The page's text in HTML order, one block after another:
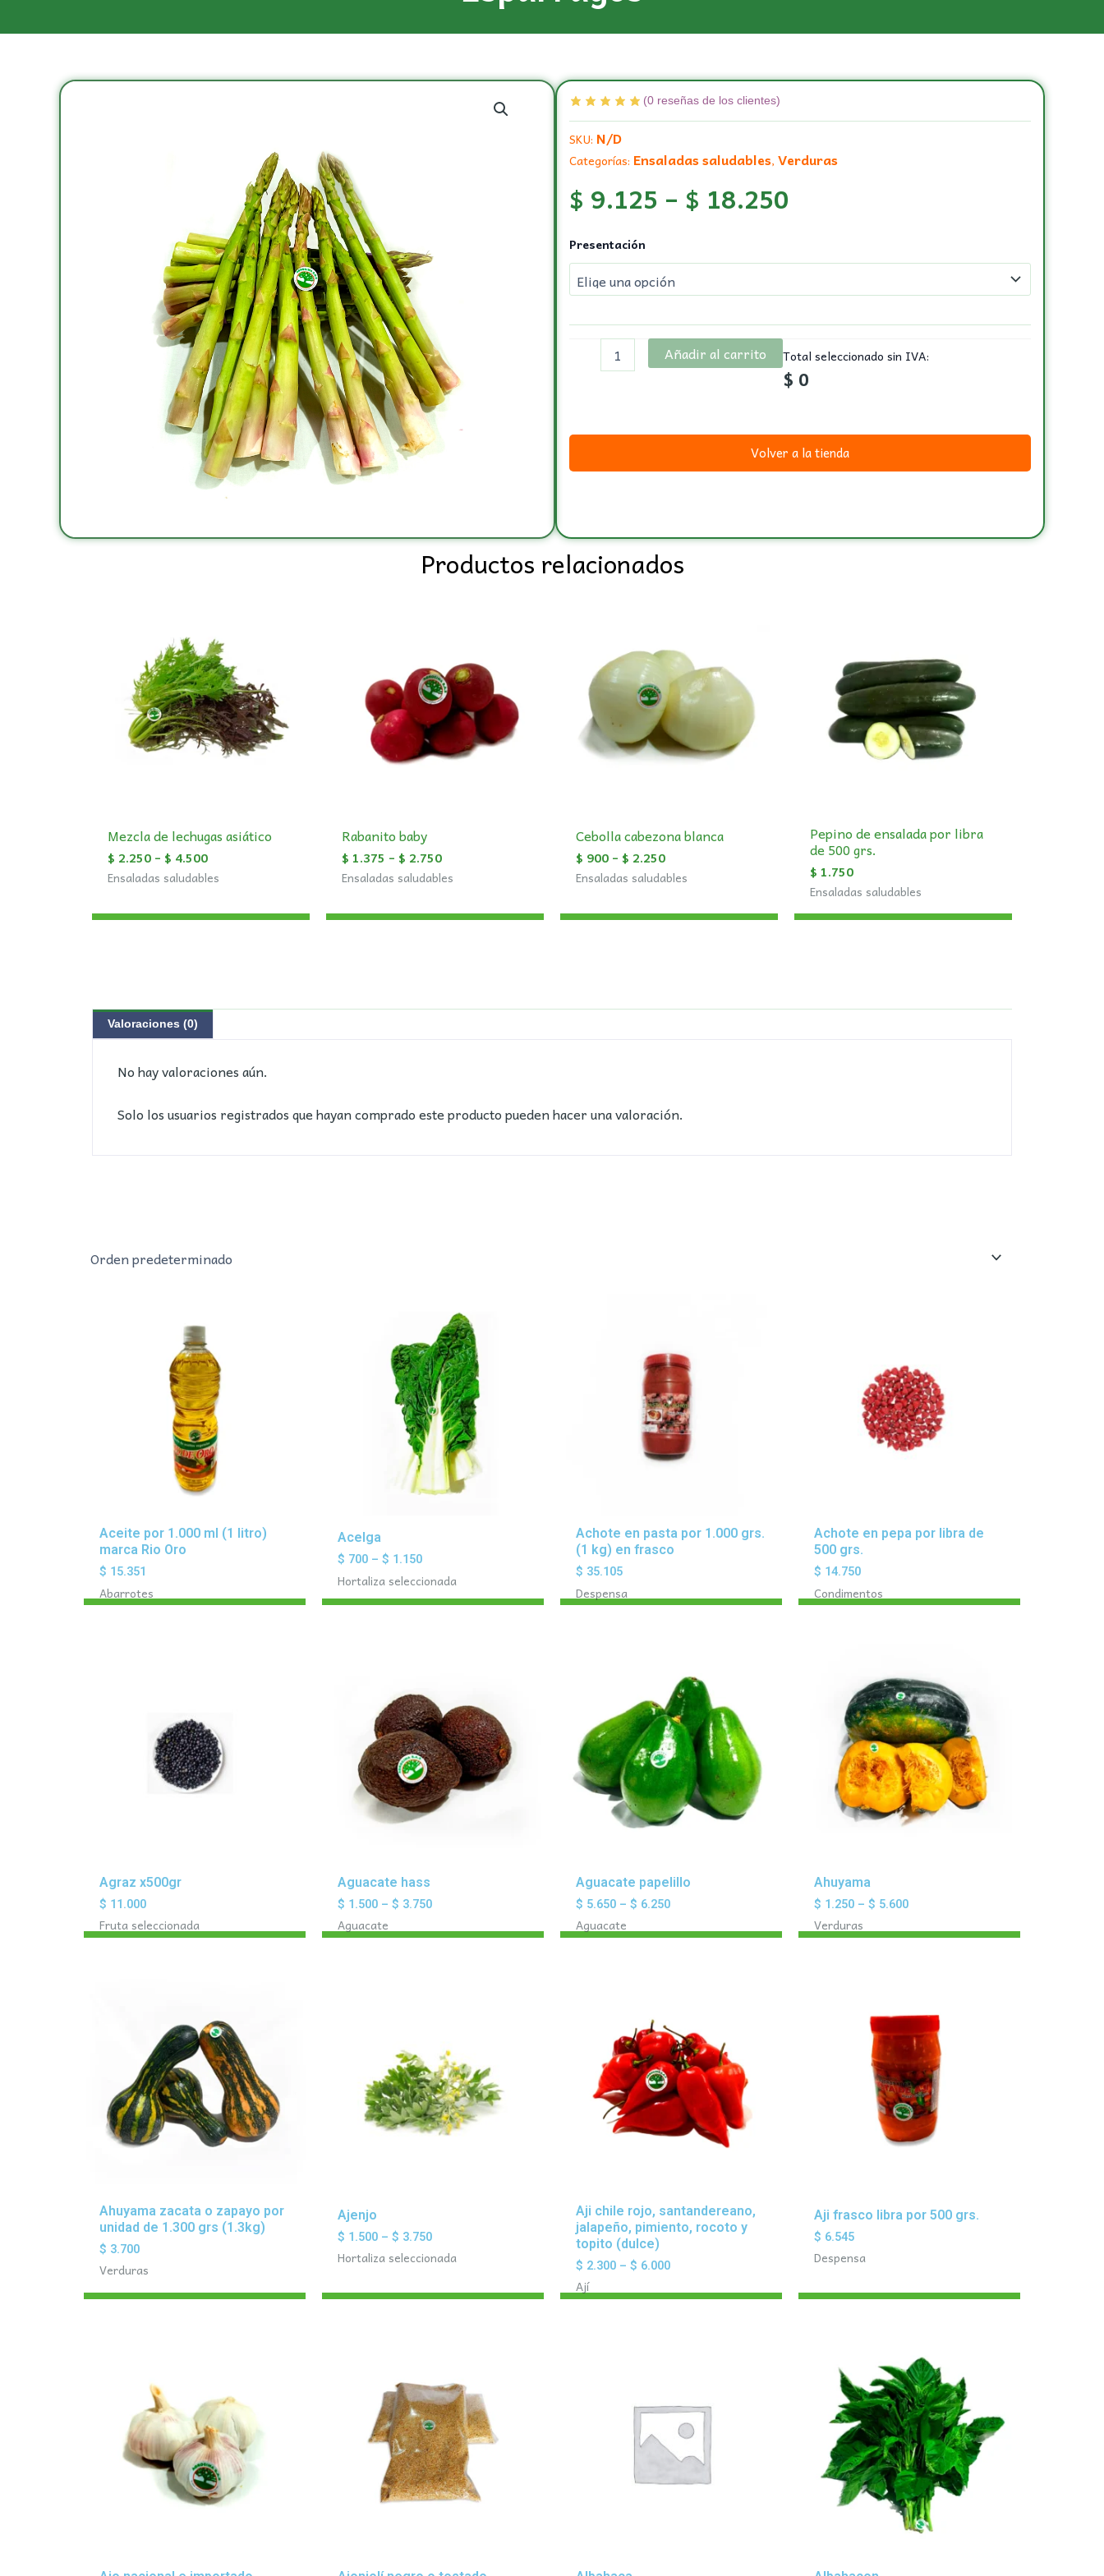
(0reseñas de los clientes)
SKU: N/D
Categorías: Ensaladas saludables, Verduras
$ 9.125 – $ 18.250
Presentación
Esparragos
cantidad
Añadir al carrito Total seleccionado sin IVA:
$ 0
Volver a la tienda
Productos relacionados
Mezcla de lechugas asiático
$ 2.250 – $ 4.500
Ensaladas saludables
Rabanito baby
$ 1.375 – $ 2.750
Ensaladas saludables
Cebolla cabezona blanca
$ 900 – $ 2.250
Ensaladas saludables
Pepino de ensalada por libra
de 500 grs.
$ 1.750
Ensaladas saludables
Valoraciones (0)
No hay valoraciones aún.
Solo los usuarios registrados que hayan comprado este producto pueden hacer una valoración.
Aceite por 1.000 ml (1 litro)
marca Rio Oro
$ 15.351
Abarrotes
Acelga
$ 700 –$ 1.150
Hortaliza seleccionada
Achote en pasta por 1.000 grs.
(1 kg) en frasco
$ 35.105
Despensa
Achote en pepa por libra de
500 grs.
$ 14.750
Condimentos
Agraz x500gr
$ 11.000
Fruta seleccionada
Aguacate hass
$ 1.500 –$ 3.750
Aguacate
Aguacate papelillo
$ 5.650 –$ 6.250
Aguacate
Ahuyama
$ 1.250 –$ 5.600
Verduras
Ahuyama zacata o zapayo por
unidad de 1.300 grs (1.3kg)
$ 3.700
Verduras
Ajenjo
$ 1.500 –$ 3.750
Hortaliza seleccionada
Aji chile rojo, santandereano,
jalapeño, pimiento, rocoto y
topito (dulce)
$ 2.300 –$ 6.000
Ají
Aji frasco libra por 500 grs.
$ 6.545
Despensa